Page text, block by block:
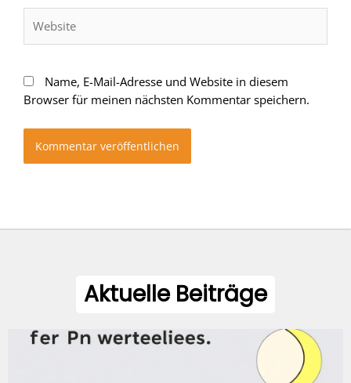
Name, E-Mail-Adresse und Website in diesem
Browser für meinen nächsten Kommentar speichern.
Aktuelle Beiträge